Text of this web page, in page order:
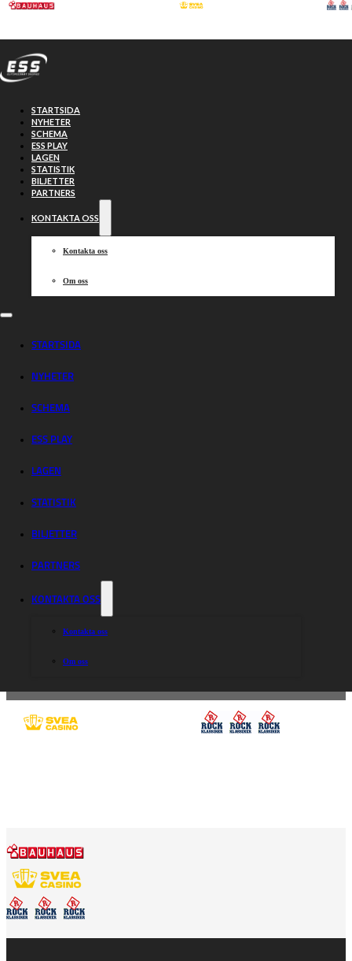
Hoppa till huvudinnehåll Hoppa till sidfot
STARTSIDA
NYHETER
SCHEMA
ESS PLAY
LAGEN
STATISTIK
BILJETTER
PARTNERS
KONTAKTA OSS
Kontakta oss
Om oss
STARTSIDA
NYHETER
SCHEMA
ESS PLAY
LAGEN
STATISTIK
BILJETTER
PARTNERS
KONTAKTA OSS
Kontakta oss
Om oss
Partners